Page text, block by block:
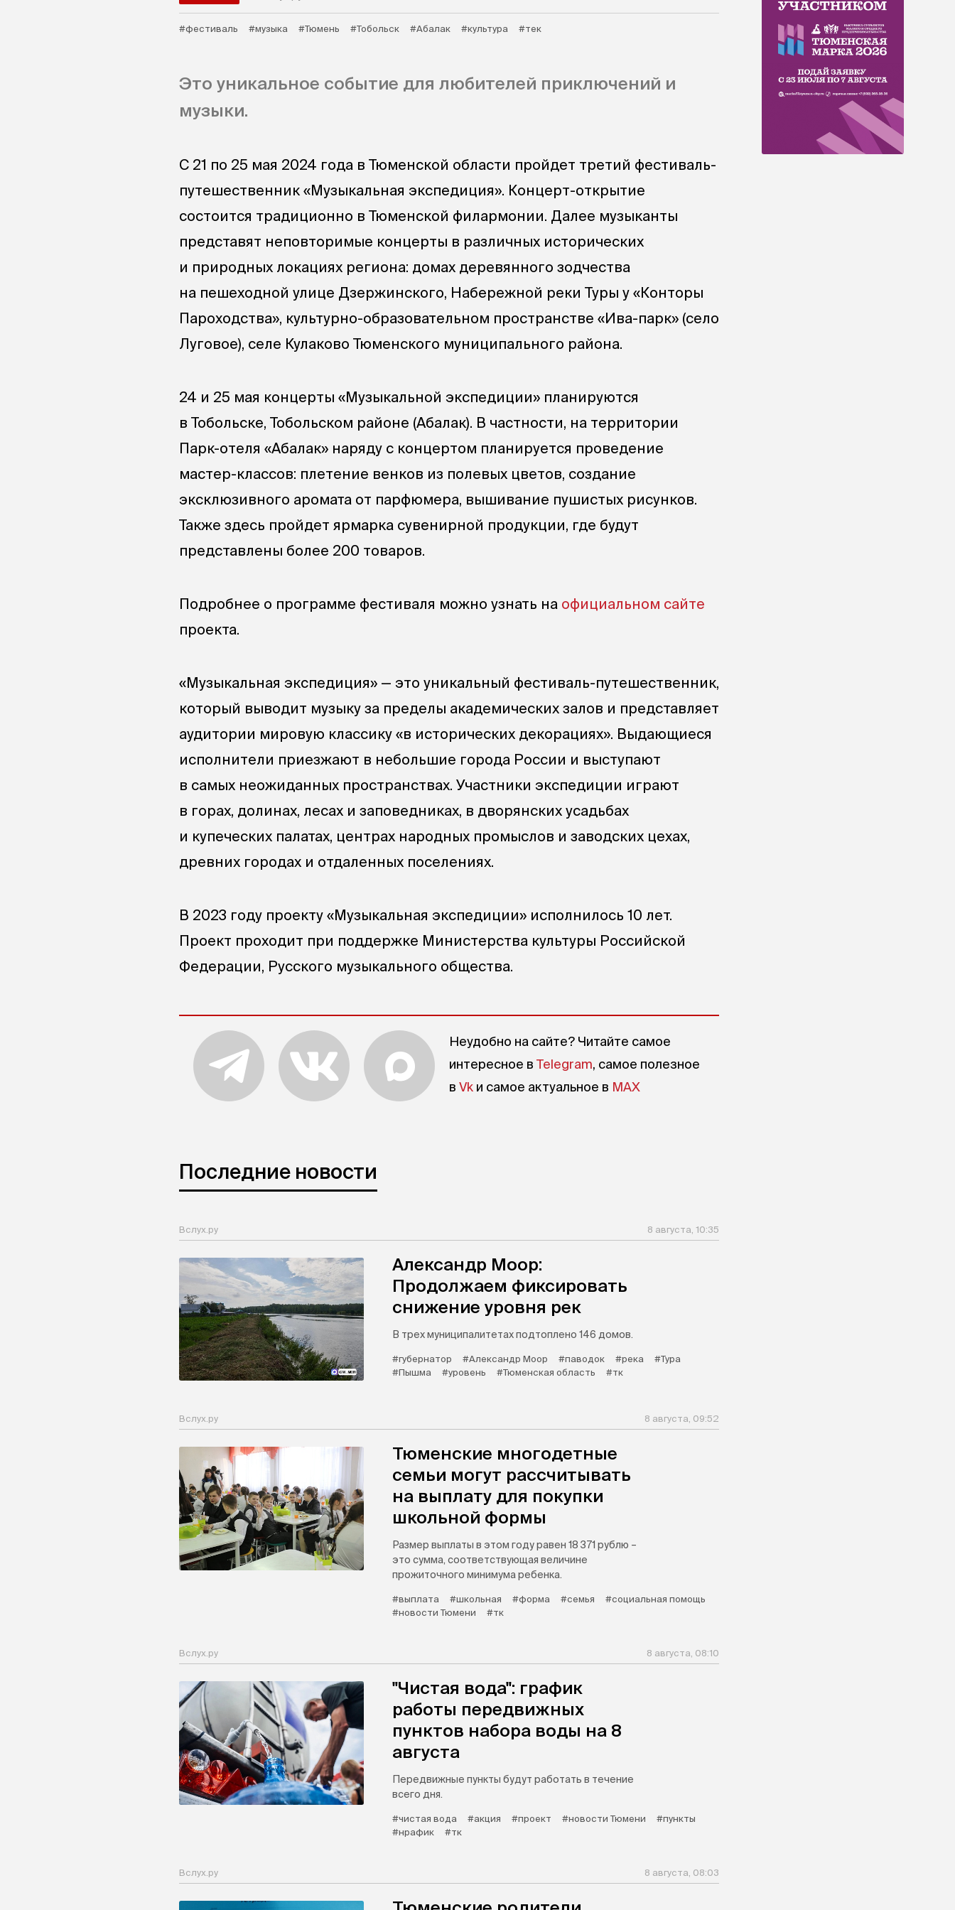
#фестиваль #музыка #Тюмень #Тобольск #Абалак #культура #тек
Это уникальное событие для любителей приключений и
музыки.
С 21 по 25 мая 2024 года в Тюменской области пройдет третий фестиваль-
путешественник «Музыкальная экспедиция». Концерт-открытие
состоится традиционно в Тюменской филармонии. Далее музыканты
представят неповторимые концерты в различных исторических
и природных локациях региона: домах деревянного зодчества
на пешеходной улице Дзержинского, Набережной реки Туры у «Конторы
Пароходства», культурно-образовательном пространстве «Ива-парк» (село
Луговое), селе Кулаково Тюменского муниципального района.
24 и 25 мая концерты «Музыкальной экспедиции» планируются
в Тобольске, Тобольском районе (Абалак). В частности, на территории
Парк-отеля «Абалак» наряду с концертом планируется проведение
мастер-классов: плетение венков из полевых цветов, создание
эксклюзивного аромата от парфюмера, вышивание пушистых рисунков.
Также здесь пройдет ярмарка сувенирной продукции, где будут
представлены более 200 товаров.
Подробнее о программе фестиваля можно узнать на официальном сайте
проекта.
«Музыкальная экспедиция» — это уникальный фестиваль-путешественник,
который выводит музыку за пределы академических залов и представляет
аудитории мировую классику «в исторических декорациях». Выдающиеся
исполнители приезжают в небольшие города России и выступают
в самых неожиданных пространствах. Участники экспедиции играют
в горах, долинах, лесах и заповедниках, в дворянских усадьбах
и купеческих палатах, центрах народных промыслов и заводских цехах,
древних городах и отдаленных поселениях.
В 2023 году проекту «Музыкальная экспедиции» исполнилось 10 лет.
Проект проходит при поддержке Министерства культуры Российской
Федерации, Русского музыкального общества.
Неудобно на сайте? Читайте самое
интересное в Telegram, самое полезное
в Vk и самое актуальное в MAX
Последние новости
Вслух.ру 8 августа, 10:35
Александр Моор:
Продолжаем фиксировать
снижение уровня рек
В трех муниципалитетах подтоплено 146 домов.
#губернатор #Александр Моор #паводок #река
#Тура
#Пышма
#уровень #Тюменская область #тк
Вслух.ру 8 августа, 09:52
Тюменские многодетные
семьи могут рассчитывать
на выплату для покупки
школьной формы
Размер выплаты в этом году равен 18 371 рублю –
это сумма, соответствующая величине
прожиточного минимума ребенка.
#выплата #школьная #форма #семья
#социальная помощь
#новости Тюмени
#тк
Вслух.ру 8 августа, 08:10
"Чистая вода": график
работы передвижных
пунктов набора воды на 8
августа
Передвижные пункты будут работать в течение
всего дня.
#чистая вода #акция #проект #новости Тюмени
#пункты
#нрафик
#тк
Вслух.ру 8 августа, 08:03